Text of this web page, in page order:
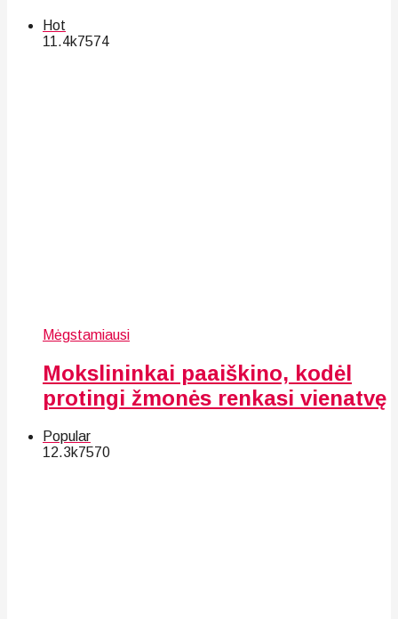
Hot
11.4k7574
Mėgstamiausi
Mokslininkai paaiškino, kodėl
protingi žmonės renkasi vienatvę
Popular
12.3k7570